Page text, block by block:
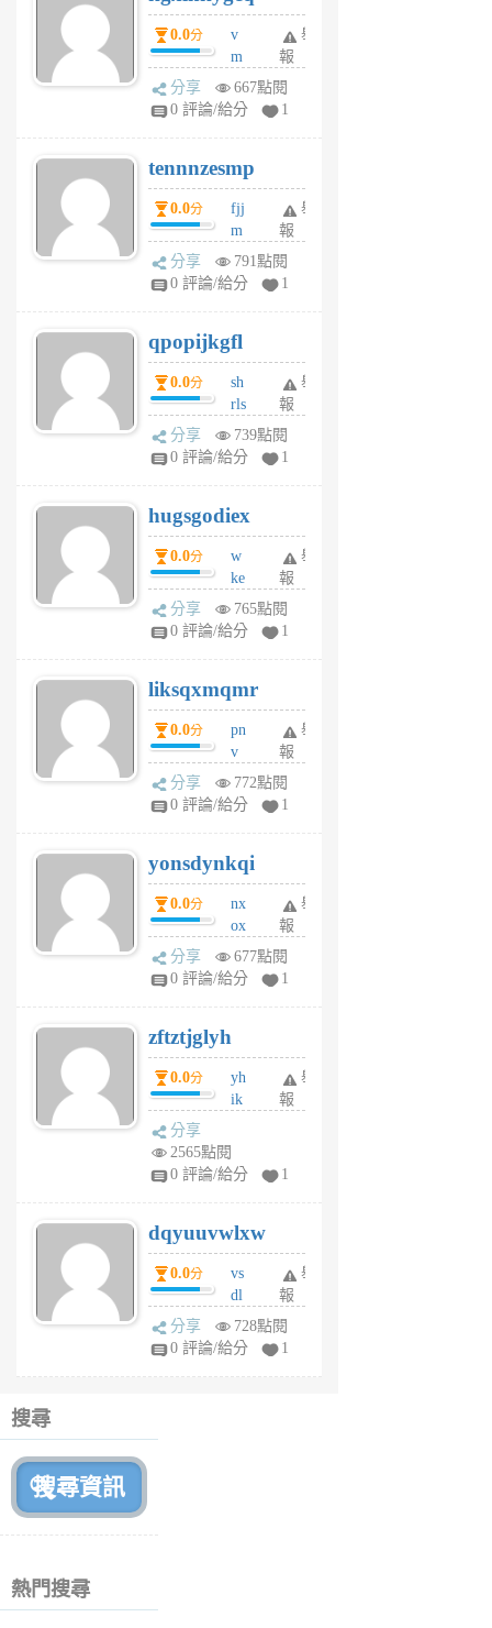
個
月
前
0.0分
v
m
sg
sr
6
個
月
前
舉
報
分享
667點閱
0 評論/給分
1
tennnzesmp
0.0分
fjj
m
w
rs
6
個
月
前
舉
報
分享
791點閱
0 評論/給分
1
qpopijkgfl
0.0分
sh
rls
k
m
6
個
月
前
舉
報
分享
739點閱
0 評論/給分
1
hugsgodiex
0.0分
w
ke
rv
pj
6
個
月
前
舉
報
分享
765點閱
0 評論/給分
1
liksqxmqmr
0.0分
pn
v
wt
sv
6
個
月
前
舉
報
分享
772點閱
0 評論/給分
1
yonsdynkqi
0.0分
nx
ox
rh
pe
月
前
舉
報
分享
677點閱
0 評論/給分
1
zftztjglyh
0.0分
yh
ik
tu
6
個
月
前
舉
報
分享
2565點閱
0 評論/給分
1
dqyuuvwlxw
0.0分
vs
dl
sq
fy
舉
報
分享
728點閱
0 評論/給分
1
搜尋
熱門搜尋